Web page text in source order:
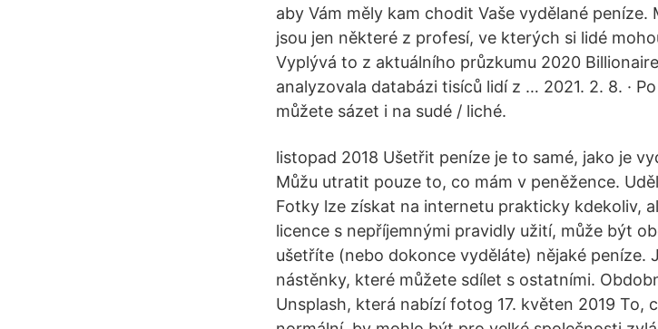
aby Vám měly kam chodit Vaše vydělané
jsou jen některé z profesí, ve kterých si lidé
Vyplývá to z aktuálního průzkumu 2020
analyzovala databázi tisíců lidí z … 2021. 2. 8. ·
můžete sázet i na sudé / liché.
listopad 2018 Ušetřit peníze je to samé, jako je
Můžu utratit pouze to, co mám v peněžence.
Fotky lze získat na internetu prakticky kdekoliv,
licence s nepříjemnými pravidly užití, může být
ušetříte (nebo dokonce vyděláte) nějaké peníze.
nástěnky, které můžete sdílet s ostatními.
Unsplash, která nabízí fotog 17. květen 2019 To,